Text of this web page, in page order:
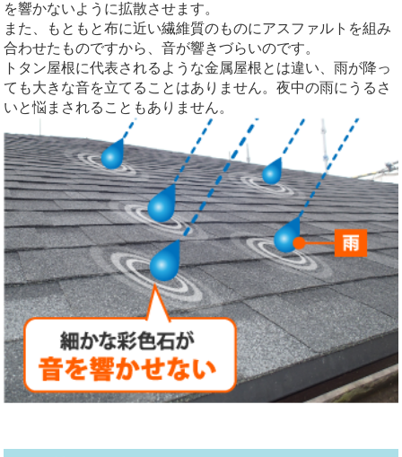
を響かないように拡散させます。
また、もともと布に近い繊維質のものにアスファルトを組み
合わせたものですから、音が響きづらいのです。
トタン屋根に代表されるような金属屋根とは違い、雨が降っ
ても大きな音を立てることはありません。夜中の雨にうるさ
いと悩まされることもありません。